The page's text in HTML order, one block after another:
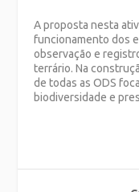
A proposta nesta
funcionamento dos
observação e
terrário. Na
de todas as ODS
biodiversidade e